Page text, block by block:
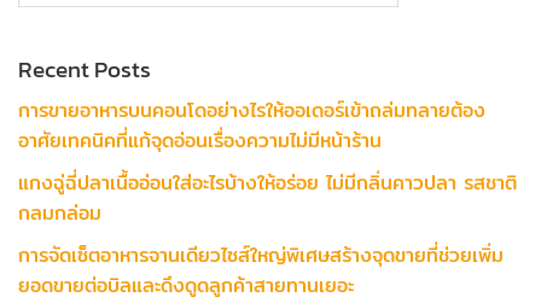
Recent Posts
การขายอาหารบนคอนโดอย่างไรให้ออเดอร์เข้าถล่มทลายต้อง
อาศัยเทคนิคที่แก้จุดอ่อนเรื่องความไม่มีหน้าร้าน
แกงฉู่ฉี่ปลาเนื้ออ่อนใส่อะไรบ้างให้อร่อย ไม่มีกลิ่นคาวปลา รสชาติ
กลมกล่อม
การจัดเซ็ตอาหารจานเดียวไซส์ใหญ่พิเศษสร้างจุดขายที่ช่วยเพิ่ม
ยอดขายต่อบิลและดึงดูดลูกค้าสายทานเยอะ